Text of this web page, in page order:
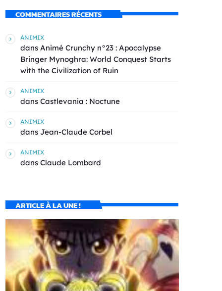
COMMENTAIRES RÉCENTS
ANIMIX
dans Animé Crunchy n°23 : Apocalypse
Bringer Mynoghra: World Conquest Starts
with the Civilization of Ruin
ANIMIX
dans Castlevania : Noctune
ANIMIX
dans Jean-Claude Corbel
ANIMIX
dans Claude Lombard
ARTICLE À LA UNE !